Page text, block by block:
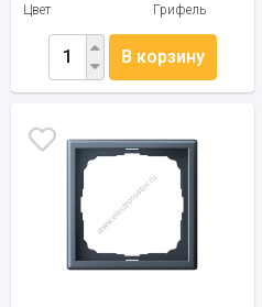
Цвет
Грифель
В корзину